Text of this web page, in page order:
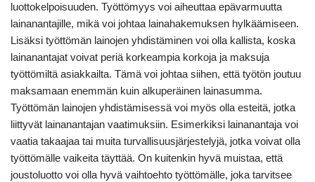
luottokelpoisuuden. Työttömyys voi aiheuttaa epävarmuutta
lainanantajille, mikä voi johtaa lainahakemuksen hylkäämiseen.
Lisäksi työttömän lainojen yhdistäminen voi olla kallista, koska
lainanantajat voivat periä korkeampia korkoja ja maksuja
työttömiltä asiakkailta. Tämä voi johtaa siihen, että työtön joutuu
maksamaan enemmän kuin alkuperäinen lainasumma.
Työttömän lainojen yhdistämisessä voi myös olla esteitä, jotka
liittyvät lainanantajan vaatimuksiin. Esimerkiksi lainanantaja voi
vaatia takaajaa tai muita turvallisuusjärjestelyjä, jotka voivat olla
työttömälle vaikeita täyttää. On kuitenkin hyvä muistaa, että
joustoluotto voi olla hyvä vaihtoehto työttömälle, joka tarvitsee